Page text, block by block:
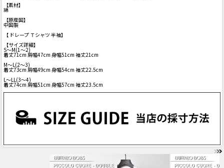
【素材】
綿
【原産国】
中国製
【 ドレープ Ｔシャツ 半袖】
【サイズ詳細】
S～M(1～2)
着丈71cm 肩幅47cm 身幅51cm 袖丈21cm
M～L(2～3)
着丈73cm 肩幅49cm 身幅54cm 袖丈22.5cm
L～LL(3～4)
着丈74cm 肩幅51cm 身幅57cm 袖丈23.5cm